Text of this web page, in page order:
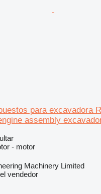
para excavadora
assembly
- motor
Machinery Limited
vendedor